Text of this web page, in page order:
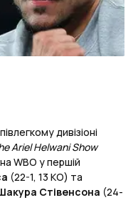
дивізіоні
Ariel Helwani Show
WBO у першій
(22-1, 13 КО) та
Стівенсона (24-